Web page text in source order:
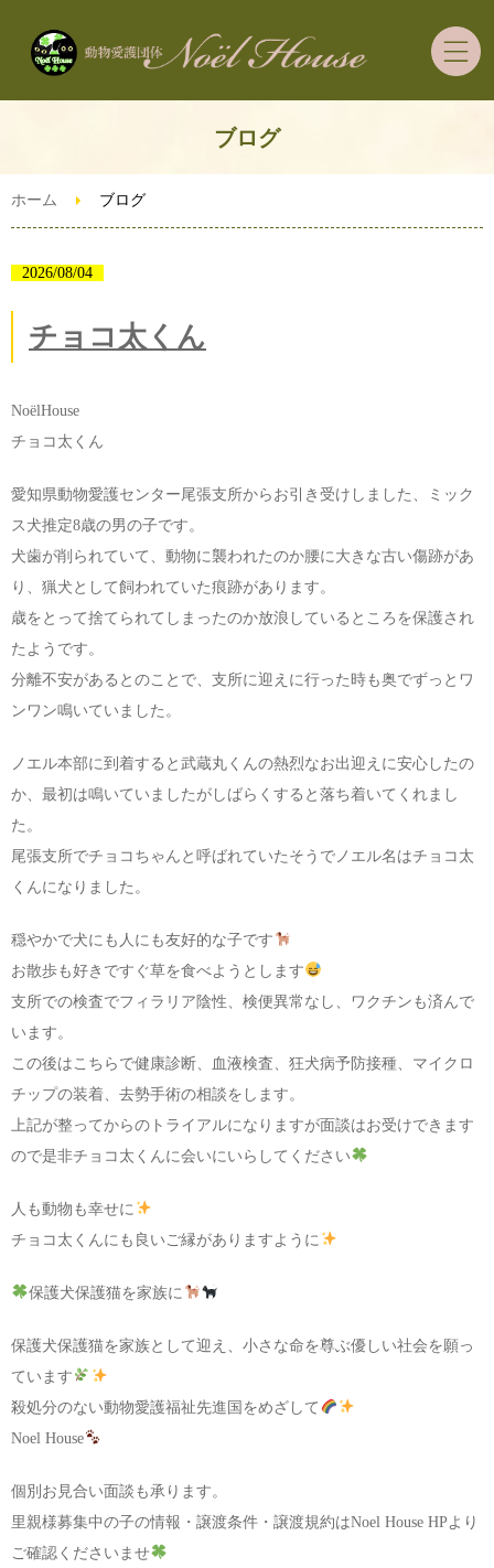
ホーム
ご支援・ボランティア
ブログ
ホーム ブログ
2026/08/04
チョコ太くん
NoëlHouse
チョコ太くん
愛知県動物愛護センター尾張支所からお引き受けしました、ミック
ス犬推定8歳の男の子です。
犬歯が削られていて、動物に襲われたのか腰に大きな古い傷跡があ
り、猟犬として飼われていた痕跡があります。
歳をとって捨てられてしまったのか放浪しているところを保護され
たようです。
分離不安があるとのことで、支所に迎えに行った時も奥でずっとワ
ンワン鳴いていました。
ノエル本部に到着すると武蔵丸くんの熱烈なお出迎えに安心したの
か、最初は鳴いていましたがしばらくすると落ち着いてくれまし
た。
尾張支所でチョコちゃんと呼ばれていたそうでノエル名はチョコ太
くんになりました。
穏やかで犬にも人にも友好的な子です
お散歩も好きですぐ草を食べようとします
支所での検査でフィラリア陰性、検便異常なし、ワクチンも済んで
います。
この後はこちらで健康診断、血液検査、狂犬病予防接種、マイクロ
チップの装着、去勢手術の相談をします。
上記が整ってからのトライアルになりますが面談はお受けできます
ので是非チョコ太くんに会いにいらしてください
人も動物も幸せに
チョコ太くんにも良いご縁がありますように
保護犬保護猫を家族に
保護犬保護猫を家族として迎え、小さな命を尊ぶ優しい社会を願っ
ています
殺処分のない動物愛護福祉先進国をめざして
Noel House
個別お見合い面談も承ります。
里親様募集中の子の情報・譲渡条件・譲渡規約はNoel House HPより
ご確認くださいませ